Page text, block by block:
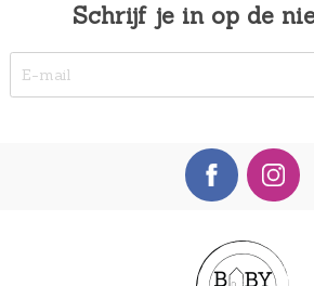
Schrijf je in op de